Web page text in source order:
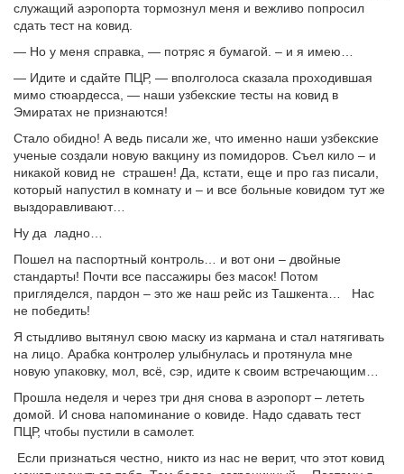
служащий аэропорта тормознул меня и вежливо попросил
сдать тест на ковид.
— Но у меня справка, — потряс я бумагой. – и я имею…
— Идите и сдайте ПЦР, — вполголоса сказала проходившая
мимо стюардесса, — наши узбекские тесты на ковид в
Эмиратах не признаются!
Стало обидно! А ведь писали же, что именно наши узбекские
ученые создали новую вакцину из помидоров. Съел кило – и
никакой ковид не страшен! Да, кстати, еще и про газ писали,
который напустил в комнату и – и все больные ковидом тут же
выздоравливают…
Ну да ладно…
Пошел на паспортный контроль… и вот они – двойные
стандарты! Почти все пассажиры без масок! Потом
пригляделся, пардон – это же наш рейс из Ташкента… Нас
не победить!
Я стыдливо вытянул свою маску из кармана и стал натягивать
на лицо. Арабка контролер улыбнулась и протянула мне
новую упаковку, мол, всё, сэр, идите к своим встречающим…
Прошла неделя и через три дня снова в аэропорт – лететь
домой. И снова напоминание о ковиде. Надо сдавать тест
ПЦР, чтобы пустили в самолет.
Если признаться честно, никто из нас не верит, что этот ковид